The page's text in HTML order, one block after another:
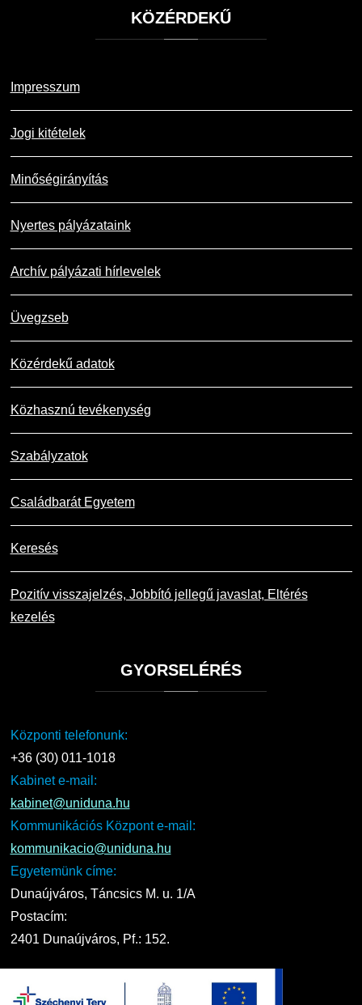
KÖZÉRDEKŰ
Impresszum
Jogi kitételek
Minőségirányítás
Nyertes pályázataink
Archív pályázati hírlevelek
Üvegzseb
Közérdekű adatok
Közhasznú tevékenység
Szabályzatok
Családbarát Egyetem
Keresés
Pozitív visszajelzés, Jobbító jellegű javaslat, Eltérés
kezelés
GYORSELÉRÉS
Központi telefonunk:
+36 (30) 011-1018
Kabinet e-mail:
kabinet@uniduna.hu
Kommunikációs Központ e-mail:
kommunikacio@uniduna.hu
Egyetemünk címe:
Dunaújváros, Táncsics M. u. 1/A
Postacím:
2401 Dunaújváros, Pf.: 152.